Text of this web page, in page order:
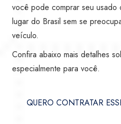
você pode comprar seu usado
lugar do Brasil sem se
veículo.
Confira abaixo mais detalhes
especialmente para você.
QUERO CONTRATAR